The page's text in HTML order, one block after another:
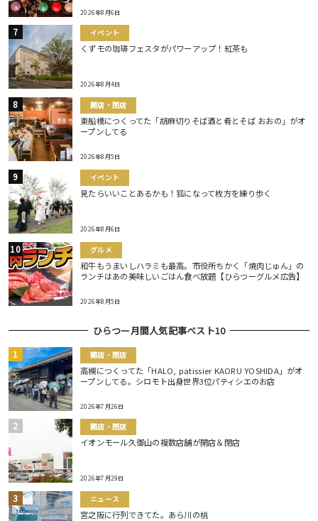
2026年8月6日
イベント
くずモの珈琲フェスタがパワーアップ！紅茶も
2026年8月4日
開店・閉店
東船橋につくってた「胡麻切りそば酒と肴とそば おおの」がオ
ープンしてる
2026年8月5日
イベント
見たらいいことあるかも！狐になって枚方を練り歩く
2026年8月6日
グルメ
和牛もうまいしハラミも最高。市役所ちかく「焼肉じゅん」の
ランチはあの美味しいごはん食べ放題【ひらつーグルメ広告】
2026年8月5日
ひらつー月間人気記事ベスト10
開店・閉店
高槻につくってた「HALO, patissier KAORU YOSHIDA」がオ
ープンしてる。シロモト出身世界3位パティシエのお店
2026年7月26日
開店・閉店
イオンモール久御山の複数店舗が開店＆閉店
2026年7月29日
ニュース
宮之阪に行列できてた。あら川の桃